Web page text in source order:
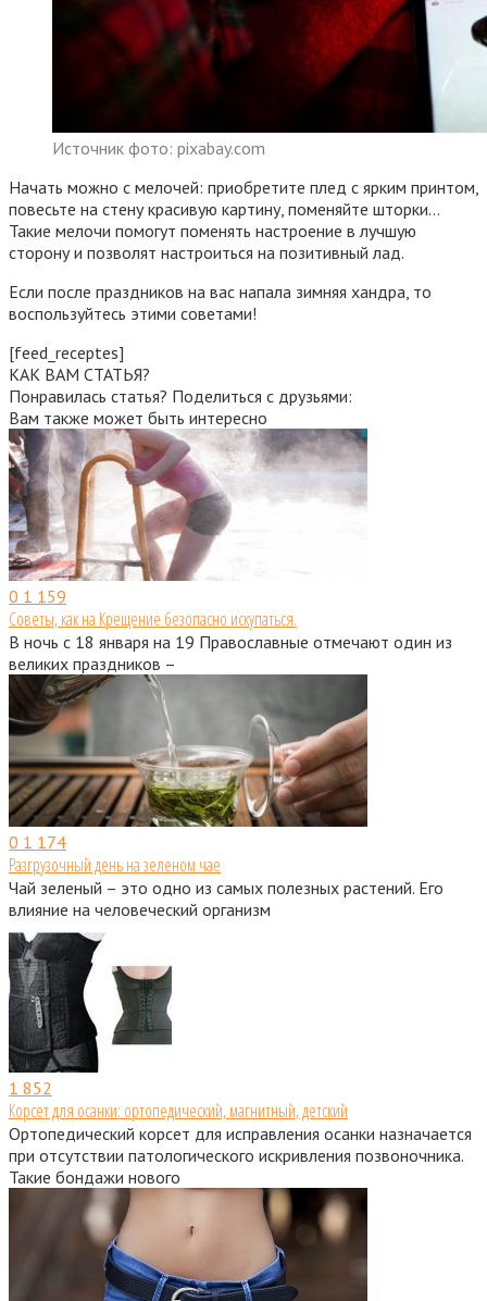
Источник фото: pixabay.com
Начать можно с мелочей: приобретите плед с ярким принтом,
повесьте на стену красивую картину, поменяйте шторки…
Такие мелочи помогут поменять настроение в лучшую
сторону и позволят настроиться на позитивный лад.
Если после праздников на вас напала зимняя хандра, то
воспользуйтесь этими советами!
[feed_receptes]
КАК ВАМ СТАТЬЯ?
Понравилась статья? Поделиться с друзьями:
Вам также может быть интересно
0 1 159
Советы, как на Крещение безопасно искупаться.
В ночь с 18 января на 19 Православные отмечают один из
великих праздников –
0 1 174
Разгрузочный день на зеленом чае
Чай зеленый – это одно из самых полезных растений. Его
влияние на человеческий организм
1 852
Корсет для осанки: ортопедический, магнитный, детский
Ортопедический корсет для исправления осанки назначается
при отсутствии патологического искривления позвоночника.
Такие бондажи нового